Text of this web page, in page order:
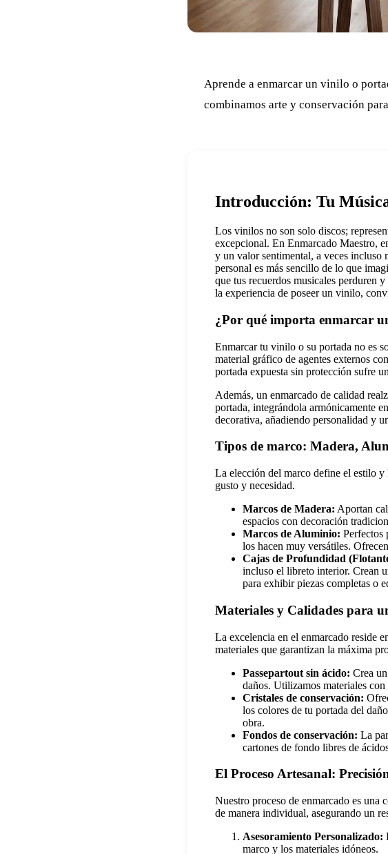
Aprende a enmarcar un vinilo o
combinamos arte y conservación
Introducción: Tu
Los vinilos no son solo discos;
excepcional. En Enmarcado Maestro,
y un valor sentimental, a veces
personal es más sencillo de lo que
que tus recuerdos musicales perduren
la experiencia de poseer un vinilo,
¿Por qué importa enmarcar
Enmarcar tu vinilo o su portada no es
material gráfico de agentes externos
portada expuesta sin protección sufre
Además, un enmarcado de calidad
portada, integrándola armónicamente
decorativa, añadiendo personalidad y
Tipos de marco: Madera,
La elección del marco define el estilo y
gusto y necesidad.
Marcos de Madera: Aportan
espacios con decoración
Marcos de Aluminio: Perfectos
los hacen muy versátiles.
Cajas de Profundidad
incluso el libreto interior. Crean
para exhibir piezas completas o
Materiales y Calidades para
La excelencia en el enmarcado reside
materiales que garantizan la máxima
Passepartout sin ácido: Crea
daños. Utilizamos materiales
Cristales de conservación:
los colores de tu portada del
obra.
Fondos de conservación: La
cartones de fondo libres de
El Proceso Artesanal:
Nuestro proceso de enmarcado es una
de manera individual, asegurando un
Asesoramiento Personalizado:
marco y los materiales idóneos.